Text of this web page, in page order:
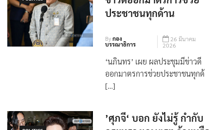
POLITICS
‘นภินทร’ เผย ผลประชุมมี
ข่าวดีออกมาตรการช่วย
ประชาชนทุกด้าน
Byกอง
บรรณาธิการ
26 มีนาคม
2026
‘นภินทร’ เผย ผลประชุมมีข่าวดี